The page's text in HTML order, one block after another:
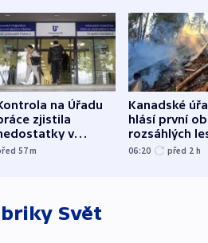
na Úřadu
zjistila
v
za 5,6
57m
Kanadské
hlásí první
rozsáhlých
požárů
06:20 před 2 h
Svět